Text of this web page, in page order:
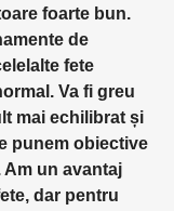
foarte bun.
de
fete
Va fi greu
mai echilibrat și
punem obiective
un avantaj
dar pentru